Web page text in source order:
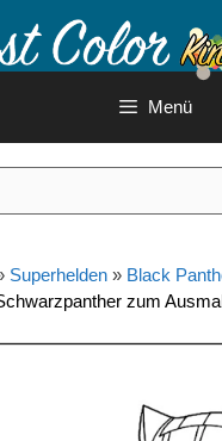
Menü
Superhelden » Black
zum